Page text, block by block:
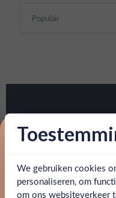
We gebruiken cookies
personaliseren, om
om ons websiteverkeer
Proost op
Schrijf je in en